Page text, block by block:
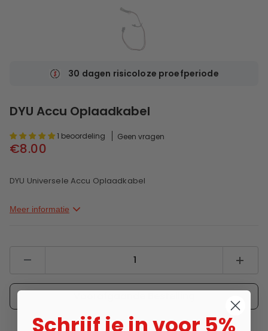
30 dagen risicoloze proefperiode
DYU Accu Oplaadkabel
1 beoordeling Geen vragen
€8.00
DYU Universele Accu Oplaadkabel
Meer informatie
verlagen
voor
DYU
Aantal
voor
DYU
Accu
Schrijf je in voor 5%